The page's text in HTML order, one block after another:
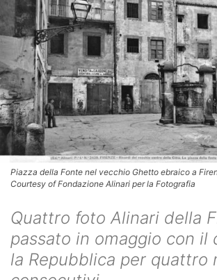
Piazza della Fonte nel vecchio Ghetto ebraico a
Courtesy of Fondazione Alinari per la Fotografia
Quattro foto Alinari della
passato in omaggio con il
la Repubblica per quattro